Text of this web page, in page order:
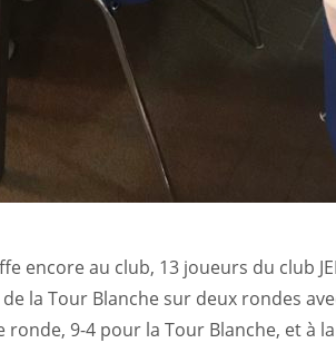
encore au club, 13 joueurs du club
la Tour Blanche sur deux rondes
9-4 pour la Tour Blanche, et à